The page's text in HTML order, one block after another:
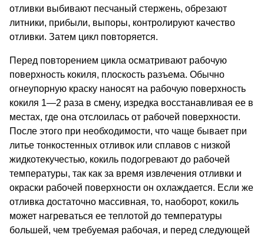
отливки выбивают песчаный стержень, обрезают
литники, прибыли, выпоры, контролируют качество
отливки. Затем цикл повторяется.
Перед повторением цикла осматривают рабочую
поверхность кокиля, плоскость разъема. Обычно
огнеупорную краску наносят на рабочую поверхность
кокиля 1—2 раза в смену, изредка восста­навливая ее в
местах, где она отслоилась от рабочей поверх­ности.
После этого при необходимости, что чаще бывает при
литье тонкостенных отливок или сплавов с низкой
жидкотекучестью, кокиль подогревают до рабочей
температуры, так как за время извлечения отливки и
окраски рабочей поверхности он охлаждает­ся. Если же
отливка достаточно массивная, то, наоборот, кокиль
может нагреваться ее теплотой до температуры
большей, чем требуемая рабочая, и перед следующей